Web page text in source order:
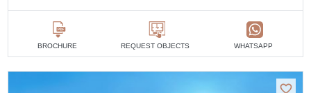
BROCHURE REQUEST OBJECTS WHATSAPP